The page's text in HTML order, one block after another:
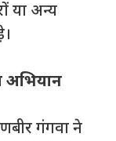
या अन्य
अभियान
गंगवा ने